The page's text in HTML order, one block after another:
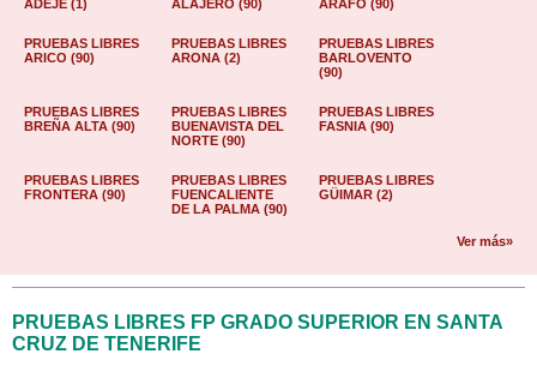
ADEJE (1)
ALAJERO (90)
ARAFO (90)
PRUEBAS LIBRES
ARICO (90)
PRUEBAS LIBRES
ARONA (2)
PRUEBAS LIBRES
BARLOVENTO
(90)
PRUEBAS LIBRES
BREÑA ALTA (90)
PRUEBAS LIBRES
BUENAVISTA DEL
NORTE (90)
PRUEBAS LIBRES
FASNIA (90)
PRUEBAS LIBRES
FRONTERA (90)
PRUEBAS LIBRES
FUENCALIENTE
DE LA PALMA (90)
PRUEBAS LIBRES
GÜIMAR (2)
Ver más»
PRUEBAS LIBRES FP GRADO SUPERIOR EN SANTA
CRUZ DE TENERIFE